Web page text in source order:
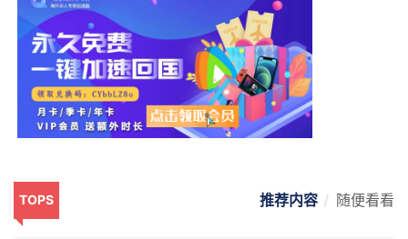
TOPS 推荐内容 随便看看